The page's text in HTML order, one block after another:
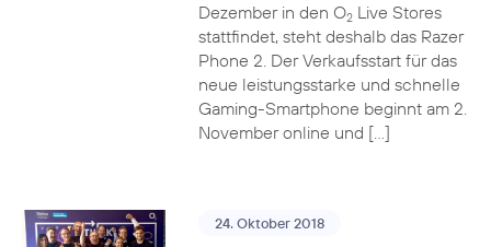
Dezember in den O2Live Stores
stattfindet, steht deshalb das Razer
Phone 2. Der Verkaufsstart für das
neue leistungsstarke und schnelle
Gaming-Smartphone beginnt am 2.
November online und […]
24. Oktober 2018